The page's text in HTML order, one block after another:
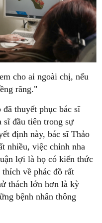
cho ai ngoài chị, nếu
răng."
thuyết phục bác sĩ
sĩ đầu tiên trong sự
định này, bác sĩ Thảo
nhiều, việc chỉnh nha
lợi là họ có kiến thức
về phác đồ rất
thách lớn hơn là kỳ
bệnh nhân thông